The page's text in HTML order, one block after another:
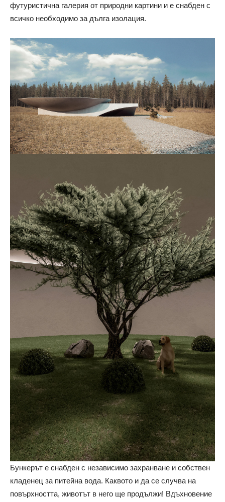
футуристична галерия от природни картини и е снабден с
всичко необходимо за дълга изолация.
Бункерът е снабден с независимо захранване и собствен
кладенец за питейна вода. Каквото и да се случва на
повърхността, животът в него ще продължи! Вдъхновение